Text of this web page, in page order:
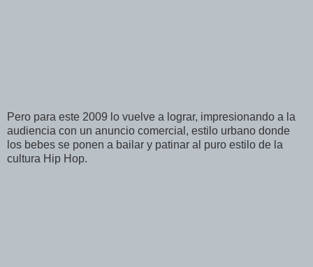
Pero para este 2009 lo vuelve a lograr, impresionando a la
audiencia con un anuncio comercial, estilo urbano donde
los bebes se ponen a bailar y patinar al puro estilo de la
cultura Hip Hop.